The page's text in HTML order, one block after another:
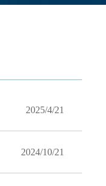
2025/4/21
2024/10/21